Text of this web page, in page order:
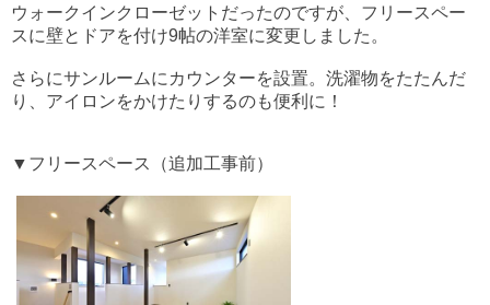
ウォークインクローゼットだったのですが、フリースペー
スに壁とドアを付け9帖の洋室に変更しました。
さらにサンルームにカウンターを設置。洗濯物をたたんだ
り、アイロンをかけたりするのも便利に！
▼フリースペース（追加工事前）